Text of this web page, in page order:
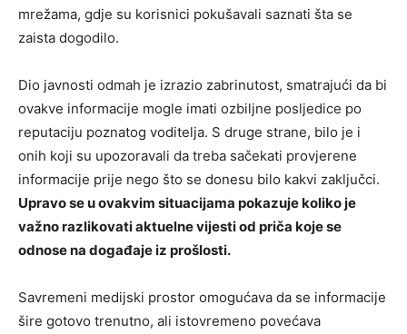
mrežama, gdje su korisnici pokušavali saznati šta se
zaista dogodilo.
Dio javnosti odmah je izrazio zabrinutost, smatrajući da bi
ovakve informacije mogle imati ozbiljne posljedice po
reputaciju poznatog voditelja. S druge strane, bilo je i
onih koji su upozoravali da treba sačekati provjerene
informacije prije nego što se donesu bilo kakvi zaključci.
Upravo se u ovakvim situacijama pokazuje koliko je
važno razlikovati aktuelne vijesti od priča koje se
odnose na događaje iz prošlosti.
Savremeni medijski prostor omogućava da se informacije
šire gotovo trenutno, ali istovremeno povećava